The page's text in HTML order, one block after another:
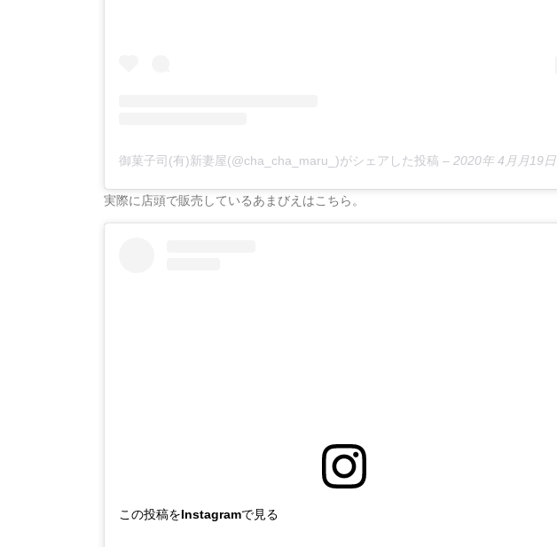
御菓子司(有)新妻屋(@cha_cha_maru_)がシェアした投稿 – 2020年 4月月19日午前3時57分PDT
実際に店頭で販売しているあまびえはこちら。
この投稿をInstagramで見る